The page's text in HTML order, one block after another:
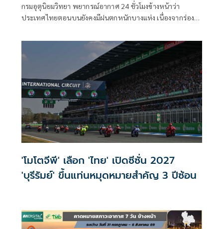
กรมอุตุนิยมวิทยา พยากรณ์อากาศ 24 ชั่วโมงข้างหน้าว่า
ประเทศไทยตอนบนยังคงมีฝนตกหนักบางแห่ง เนื่องจากร่อง
'โมโตจีพี' เลือก 'ไทย' เปิดซีซั่น 2027
'บุรีรัมย์' ขึ้นแท่นหมุดหมายสำคัญ 3 ปีซ้อน